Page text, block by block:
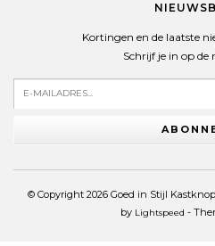
Kortingen en de laatste
Schrijf je in op de
© Copyright 2026 Goed in Stijl
by Lightspeed -